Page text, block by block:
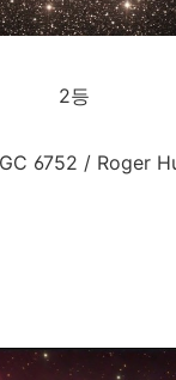
2등
6752 / Roger